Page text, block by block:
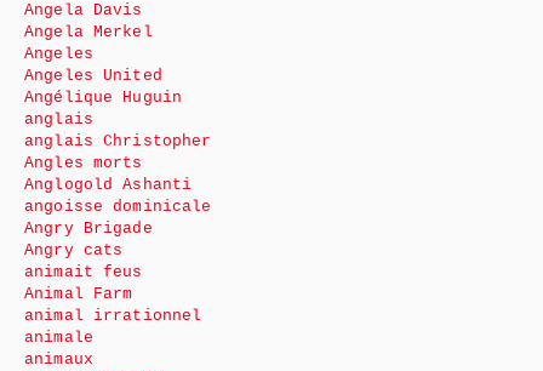
Angela Davis
Angela Merkel
Angeles
Angeles United
Angélique Huguin
anglais
anglais Christopher
Angles morts
Anglogold Ashanti
angoisse dominicale
Angry Brigade
Angry cats
animait feus
Animal Farm
animal irrationnel
animale
animaux